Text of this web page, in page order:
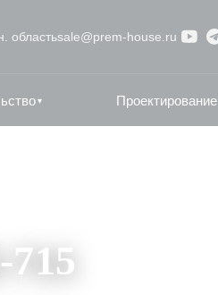
областьsale@prem-house.ru
▾ Проектирование